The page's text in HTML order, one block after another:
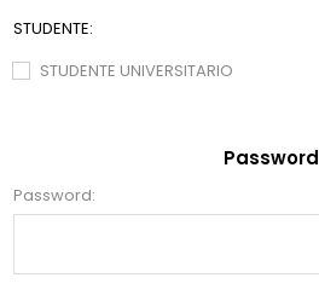
STUDENTE:
STUDENTE UNIVERSITARIO
Password
Password: